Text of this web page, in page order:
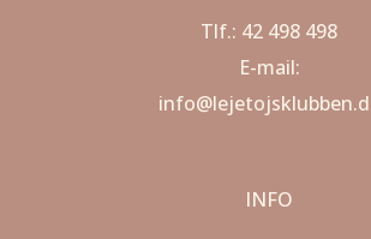
Tlf.: 42 498 498
E-mail:
INFO